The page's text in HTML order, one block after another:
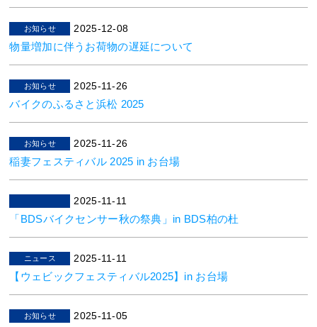
お知らせ 2025-12-08
物量増加に伴うお荷物の遅延について
お知らせ 2025-11-26
バイクのふるさと浜松 2025
お知らせ 2025-11-26
稲妻フェスティバル 2025 in お台場
2025-11-11
「BDSバイクセンサー秋の祭典」in BDS柏の杜
ニュース 2025-11-11
【ウェビックフェスティバル2025】in お台場
お知らせ 2025-11-05